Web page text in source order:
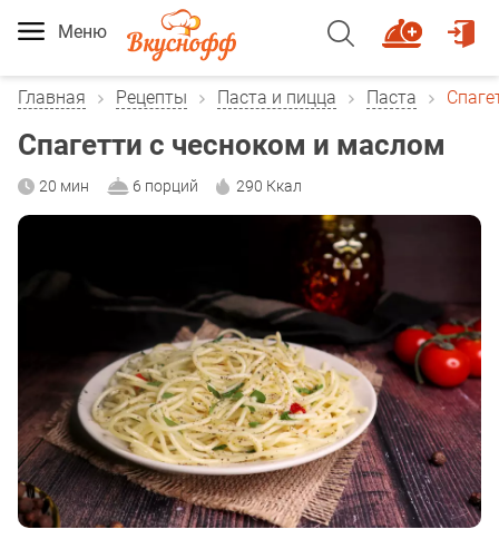
Меню
Главная Рецепты Паста и пицца Паста
Спагетти с чесноком и маслом
20 мин 6 порций 290 Ккал